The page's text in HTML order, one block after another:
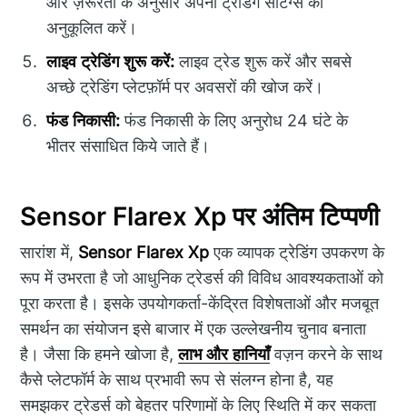
अनुकूलित करें।
लाइव ट्रेडिंग शुरू करें:लाइव ट्रेड शुरू करें और सबसे
अच्छे ट्रेडिंग प्लेटफ़ॉर्म पर अवसरों की खोज करें।
फंड निकासी:फंड निकासी के लिए अनुरोध 24 घंटे के
भीतर संसाधित किये जाते हैं।
Sensor Flarex Xp पर अंतिम टिप्पणी
सारांश में, Sensor Flarex Xpएक व्यापक ट्रेडिंग उपकरण के
रूप में उभरता है जो आधुनिक ट्रेडर्स की विविध आवश्यकताओं को
पूरा करता है। इसके उपयोगकर्ता-केंद्रित विशेषताओं और मजबूत
समर्थन का संयोजन इसे बाजार में एक उल्लेखनीय चुनाव बनाता
है। जैसा कि हमने खोजा है,लाभ और हानियाँवज़न करने के साथ
कैसे प्लेटफॉर्म के साथ प्रभावी रूप से संलग्न होना है, यह
समझकर ट्रेडर्स को बेहतर परिणामों के लिए स्थिति में कर सकता